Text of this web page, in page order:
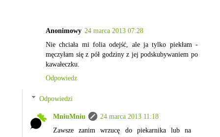
Anonimowy 24 marca 2013 07:28
Nie chciała mi folia odejść, ale ja tylko piekłam -
męczyłam się z pół godziny z jej podskubywaniem po
kawałeczku.
Odpowiedz
Odpowiedzi
MniuMniu
24 marca 2013 11:18
Zawsze zanim wrzucę do piekarnika lub na